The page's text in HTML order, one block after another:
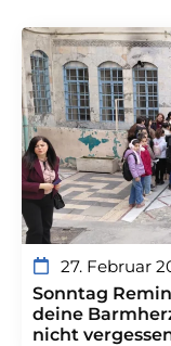
27. Februar
Sonntag
deine
nicht